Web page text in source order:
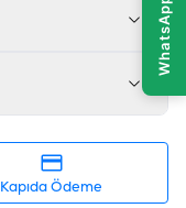
Kapıda Ödeme